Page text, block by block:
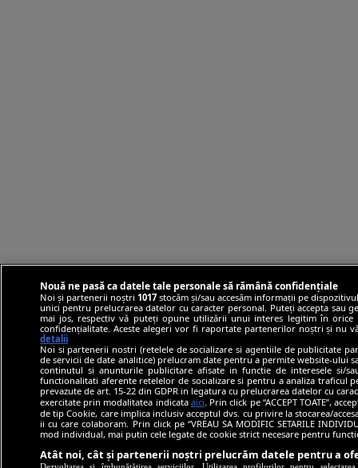
Nouă ne pasă ca datele tale personale să rămână confidențiale
Noi și partenerii noștri 1017stocăm și/sau accesăm informații pe
unici pentru prelucrarea datelor cu caracter personal. Puteți accepta sau
mai jos, respectiv vă puteți opune utilizării unui interes legitim în
confidențialitate. Aceste alegeri vor fi raportate partenerilor noștri și nu
detalii
Noi si partenerii nostri (retelele de socializare si agentiile de publicitate
de servicii de date analitice) prelucram date pentru a permite website-ului
continutul si anunturile publicitare afisate in functie de interesele si/
functionalitati aferente retelelor de socializare si pentru a analiza traficul
prevazute de art. 15-22 din GDPR in legatura cu prelucrarea datelor cu
exercitate prin modalitatea indicata aici . Prin click pe “ACCEPT TOATE”,
de tip Cookie, care implica inclusiv acceptul dvs. cu privire la stocarea/
ii cu care colaboram. Prin click pe “VREAU SA MODIFIC SETARILE
mod individual, mai putin cele legate de cookie strict necesare pentru
Atât noi, cât și partenerii noștri prelucrăm datele pentru a